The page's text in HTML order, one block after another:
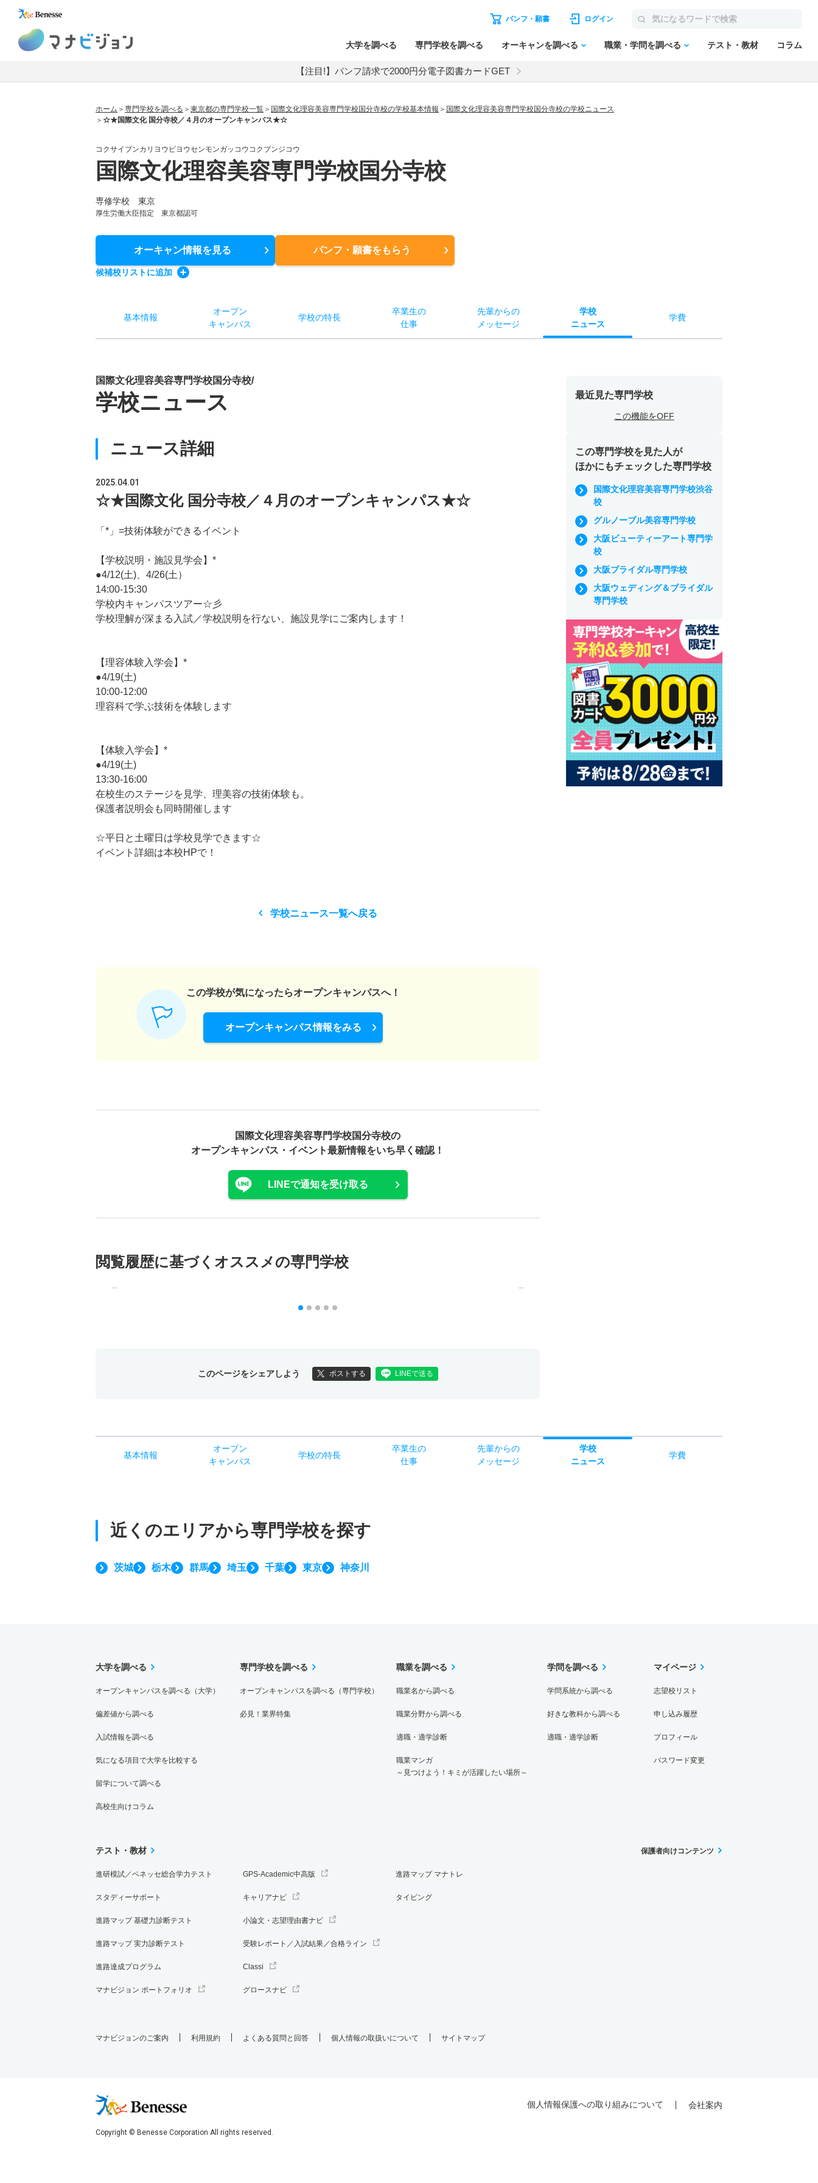
パンフ・願書 ログイン
大学を調べる 専門学校を調べる オーキャンを調べる 職業・学問を調べる テスト・教材 コラム
【注目!】パンフ請求で2000円分電子図書カードGET
ホーム 専門学校を調べる 東京都の専門学校一覧 国際文化理容美容専門学校国分寺校の学校基本情報
国際文化理容美容専門学校国分寺校の学校ニュース
☆★国際文化 国分寺校／４月のオープンキャンパス★☆
コクサイブンカリヨウビヨウセンモンガッコウコクブンジコウ
国際文化理容美容専門学校国分寺校
専修学校 東京
厚生労働大臣指定 東京都認可
オーキャン情報を見る パンフ・願書をもらう
候補校リストに追加
基本情報
オープン
キャンパス
学校の特長
卒業生の
仕事
先輩からの
メッセージ
学校
ニュース
学費
国際文化理容美容専門学校国分寺校/
学校ニュース
ニュース詳細
2025.04.01
☆★国際文化 国分寺校／４月のオープンキャンパス★☆
「*」=技術体験ができるイベント
【学校説明・施設見学会】*
●4/12(土)、4/26(土）
14:00-15:30
学校内キャンパスツアー☆彡
学校理解が深まる入試／学校説明を行ない、施設見学にご案内します！
【理容体験入学会】*
●4/19(土)
10:00-12:00
理容科で学ぶ技術を体験します
【体験入学会】*
●4/19(土)
13:30-16:00
在校生のステージを見学、理美容の技術体験も。
保護者説明会も同時開催します
☆平日と土曜日は学校見学できます☆
イベント詳細は本校HPで！
学校ニュース一覧へ戻る
この学校が気になったらオープンキャンパスへ！
オープンキャンパス情報をみる
国際文化理容美容専門学校国分寺校の
オープンキャンパス・ イベント最新情報をいち早く確認！
LINEで通知を受け取る
閲覧履歴に基づく オススメの専門学校
このページをシェアしよう ポストする LINEで送る
最近見た専門学校
この機能をOFF
この専門学校を見た人が
ほかにもチェックした専門学校
国際文化理容美容専門学校渋谷
校
グルノーブル美容専門学校
大阪ビューティーアート専門学
校
大阪ブライダル専門学校
大阪ウェディング＆ブライダル
専門学校
基本情報
オープン
キャンパス
学校の特長
卒業生の
仕事
先輩からの
メッセージ
学校
ニュース
学費
近くのエリアから専門学校を探す
茨城 栃木 群馬 埼玉 千葉 東京 神奈川
大学を調べる
オープンキャンパスを調べる（大学）
偏差値から調べる
入試情報を調べる
気になる項目で大学を比較する
留学について調べる
高校生向けコラム
専門学校を調べる
オープンキャンパスを調べる（専門学校）
必見！業界特集
職業を調べる
職業名から調べる
職業分野から調べる
適職・適学診断
職業マンガ
～見つけよう！キミが活躍したい場所～
学問を調べる
学問系統から調べる
好きな教科から調べる
適職・適学診断
マイページ
志望校リスト
申し込み履歴
プロフィール
パスワード変更
テスト・教材
進研模試／ベネッセ総合学力テスト
スタディーサポート
進路マップ 基礎力診断テスト
進路マップ 実力診断テスト
進路達成プログラム
マナビジョン ポートフォリオ
GPS-Academic中高版
キャリアナビ
小論文・志望理由書ナビ
受験レポート／入試結果／合格ライン
Classi
グロースナビ
進路マップ マナトレ
タイピング
保護者向けコンテンツ
マナビジョンのご案内 利用規約 よくある質問と回答 個人情報の取扱いについて サイトマップ
個人情報保護への取り組みについて 会社案内
Copyright © Benesse Corporation All rights reserved.